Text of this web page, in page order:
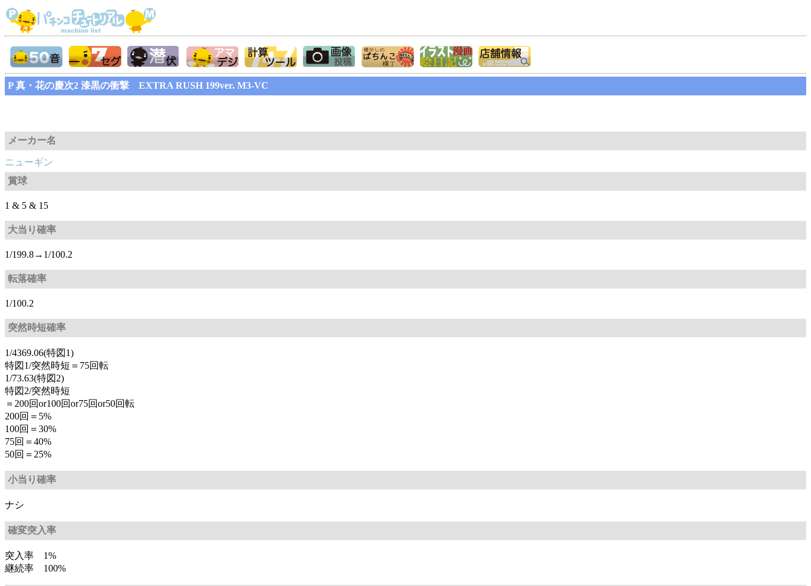
P 真・花の慶次2 漆黒の衝撃 EXTRA RUSH 199ver. M3-VC
メーカー名
ニューギン
賞球
1 & 5 & 15
大当り確率
1/199.8→1/100.2
転落確率
1/100.2
突然時短確率
1/4369.06(特図1)
特図1/突然時短＝75回転
1/73.63(特図2)
特図2/突然時短
＝200回or100回or75回or50回転
200回＝5%
100回＝30%
75回＝40%
50回＝25%
小当り確率
ナシ
確変突入率
突入率 1%
継続率 100%